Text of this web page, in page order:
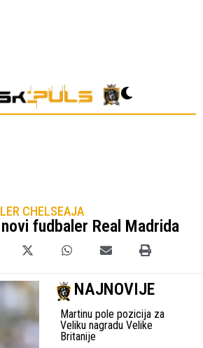
CHELSEAJA
fudbaler Real Madrida
NAJNOVIJE
Martinu pole pozicija za
Veliku nagradu Velike
Britanije